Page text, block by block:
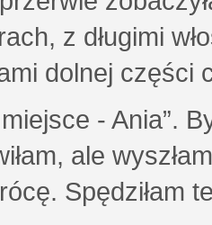
z długimi
dolnej części
- Ania”.
ale
Spędziłam